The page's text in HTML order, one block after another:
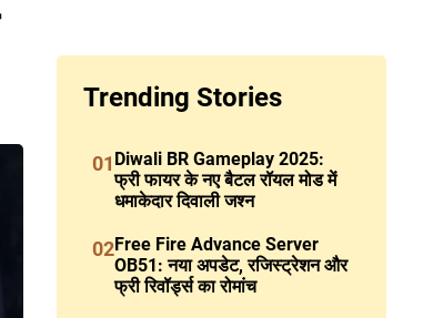
Trending Stories
01 Diwali BR Gameplay 2025:
फ्री फायर के नए बैटल रॉयल मोड में
धमाकेदार दिवाली जश्न
02Free Fire Advance Server
OB51: नया अपडेट, रजिस्ट्रेशन और
फ्री रिवॉर्ड्स का रोमांच